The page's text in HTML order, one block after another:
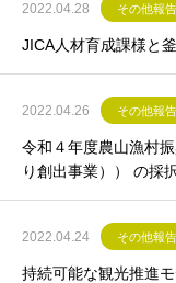
2022.04.28 その他報告
JICA人材育成課様と
2022.04.26 その他報告
令和４年度農山漁村
り創出事業）） の採
2022.04.24 その他報告
持続可能な観光推進